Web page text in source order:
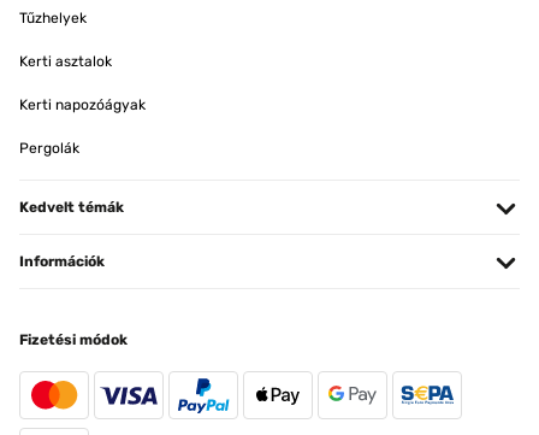
Tűzhelyek
Kerti asztalok
Kerti napozóágyak
Pergolák
Kedvelt témák
Információk
Fizetési módok